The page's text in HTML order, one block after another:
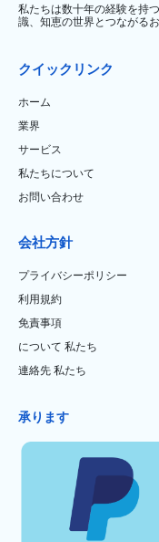
私たちは数十年の経験を持
識、知恵の世界とつながる
クイックリンク
ホーム
業界
サービス
私たちについて
お問い合わせ
会社方針
プライバシーポリシー
利用規約
免責事項
について 私たち
連絡先 私たち
承ります